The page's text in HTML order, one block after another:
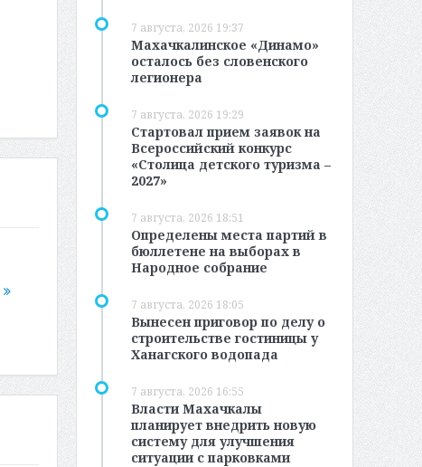
7 августа, 2026 19:37
Махачкалинское «Динамо»
осталось без словенского
легионера
7 августа, 2026 19:29
Стартовал прием заявок на
Всероссийский конкурс
«Столица детского туризма –
2027»
7 августа, 2026 18:51
Определены места партий в
бюллетене на выборах в
Народное собрание
7 августа, 2026 18:05
Вынесен приговор по делу о
строительстве гостиницы у
Ханагского водопада
7 августа, 2026 16:55
Власти Махачкалы
планирует внедрить новую
систему для улучшения
ситуации с парковками